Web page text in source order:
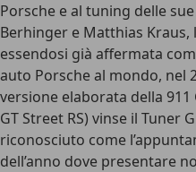
Porsche e al tuning delle
Berhinger e Matthias
essendosi già affermata
auto Porsche al mondo, nel
versione elaborata della 911
GT Street RS) vinse il Tuner
riconosciuto come
dell’anno dove presentare